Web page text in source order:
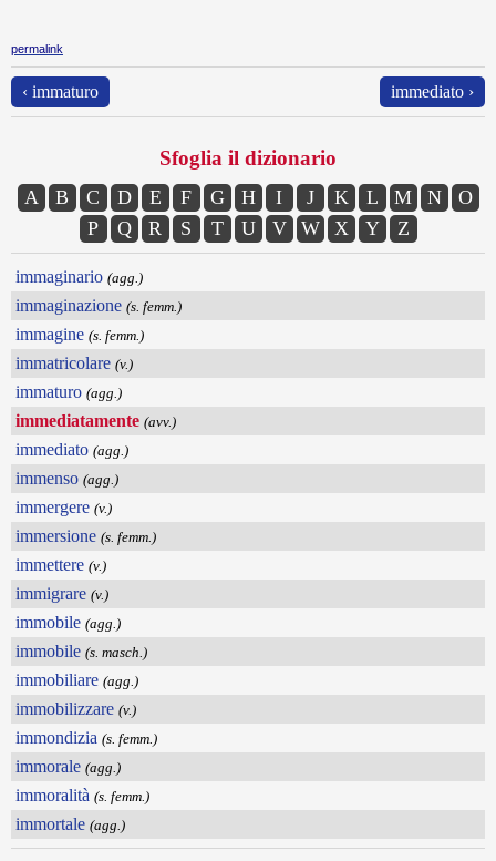
permalink
‹ immaturo immediato ›
Sfoglia il dizionario
A B C D E F G H I J K L M N
O
P
Q R S T U V W X Y Z
immaginario (agg.)
immaginazione (s. femm.)
immagine (s. femm.)
immatricolare (v.)
immaturo (agg.)
immediatamente (avv.)
immediato (agg.)
immenso (agg.)
immergere (v.)
immersione (s. femm.)
immettere (v.)
immigrare (v.)
immobile (agg.)
immobile (s. masch.)
immobiliare (agg.)
immobilizzare (v.)
immondizia (s. femm.)
immorale (agg.)
immoralità (s. femm.)
immortale (agg.)